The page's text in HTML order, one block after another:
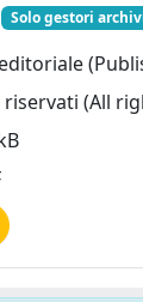
Solo gestori
(All